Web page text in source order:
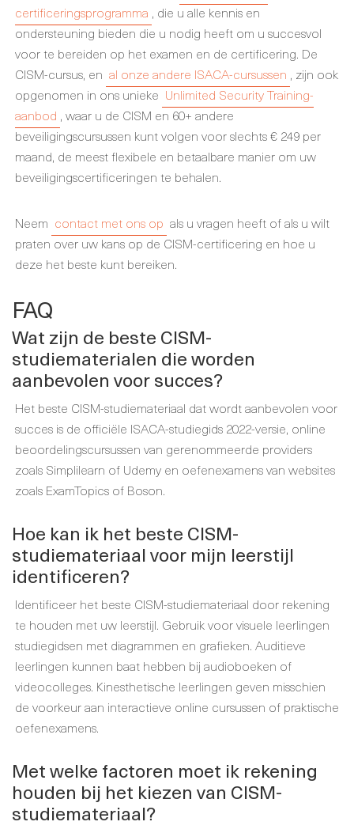
certificeringsprogramma , die u alle kennis en
ondersteuning bieden die u nodig heeft om u succesvol
voor te bereiden op het examen en de certificering. De
CISM-cursus, en al onze andere ISACA-cursussen , zijn ook
opgenomen in ons unieke Unlimited Security Training-
aanbod , waar u de CISM en 60+ andere
beveiligingscursussen kunt volgen voor slechts € 249 per
maand, de meest flexibele en betaalbare manier om uw
beveiligingscertificeringen te behalen.
Neem contact met ons op als u vragen heeft of als u wilt
praten over uw kans op de CISM-certificering en hoe u
deze het beste kunt bereiken.
FAQ
Wat zijn de beste CISM-
studiematerialen die worden
aanbevolen voor succes?
Het beste CISM-studiemateriaal dat wordt aanbevolen voor
succes is de officiële ISACA-studiegids 2022-versie, online
beoordelingscursussen van gerenommeerde providers
zoals Simplilearn of Udemy en oefenexamens van websites
zoals ExamTopics of Boson.
Hoe kan ik het beste CISM-
studiemateriaal voor mijn leerstijl
identificeren?
Identificeer het beste CISM-studiemateriaal door rekening
te houden met uw leerstijl. Gebruik voor visuele leerlingen
studiegidsen met diagrammen en grafieken. Auditieve
leerlingen kunnen baat hebben bij audioboeken of
videocolleges. Kinesthetische leerlingen geven misschien
de voorkeur aan interactieve online cursussen of praktische
oefenexamens.
Met welke factoren moet ik rekening
houden bij het kiezen van CISM-
studiemateriaal?